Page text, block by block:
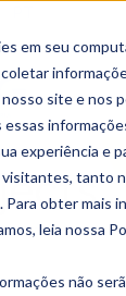
em seu
site e nos
experiência e
tanto
obter mais
leia nossa
não
to find out